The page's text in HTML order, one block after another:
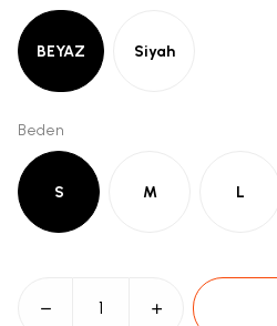
BEYAZ Siyah
Beden
S M L